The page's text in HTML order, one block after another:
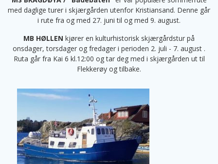
med daglige turer i skjærgården utenfor Kristiansand. Denne går
i rute fra og med 27. juni til og med 9. august.
MB HØLLEN kjører en kulturhistorisk skjærgårdstur på
onsdager, torsdager og fredager i perioden 2. juli - 7. august .
Ruta går fra Kai 6 kl.12:00 og tar deg med i skjærgården ut til
Flekkerøy og tilbake.